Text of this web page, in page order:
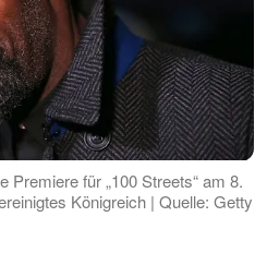
Premiere für „100 Streets“ am 8.
Königreich | Quelle: Getty